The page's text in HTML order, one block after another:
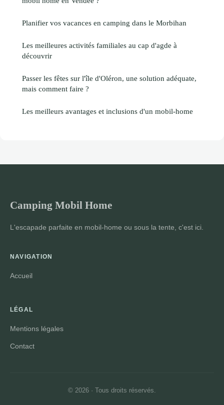
Planifier vos vacances en camping dans le Morbihan
Les meilleures activités familiales au cap d'agde à
découvrir
Passer les fêtes sur l'île d'Oléron, une solution adéquate,
mais comment faire ?
Les meilleurs avantages et inclusions d'un mobil-home
Camping Mobil Home
L'escapade parfaite en mobil-home ou sous la tente, c'est ici.
NAVIGATION
Accueil
LÉGAL
Mentions légales
Contact
© 2026 · Tous droits réservés.